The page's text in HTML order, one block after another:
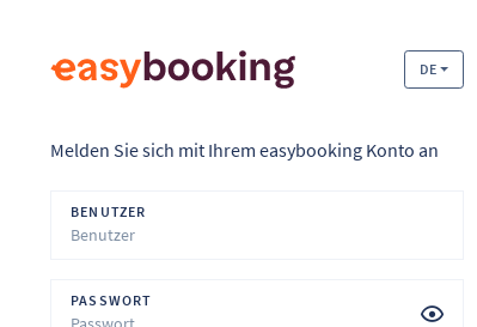
DE
Melden Sie sich mit Ihrem easybooking Konto an
BENUTZER
PASSWORT